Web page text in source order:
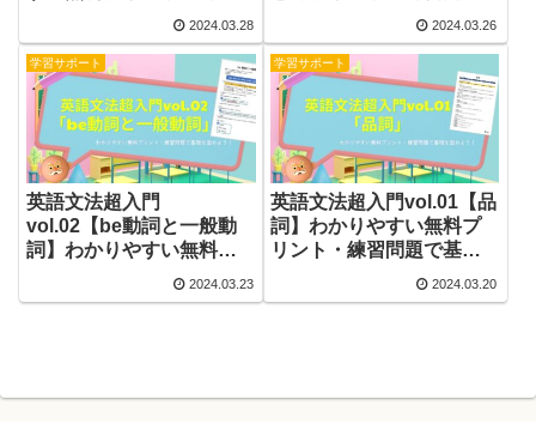
問題で基礎を固めよう！
2024.03.28 2024.03.26
学習サポート
英語文法超入門
vol.02【be動詞と一般動
詞】わかりやすい無料プ
リント・練習問題で基礎
を固めよう！
2024.03.23
学習サポート
英語文法超入門vol.01【品
詞】わかりやすい無料プ
リント・練習問題で基礎
2024.03.20